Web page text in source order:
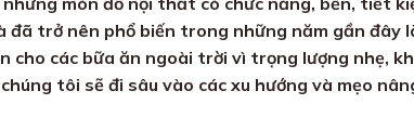
trở nên phổ biến trong những năm gần đây
cho các bữa ăn ngoài trời vì trọng lượng nhẹ,
tôi sẽ đi sâu vào các xu hướng và mẹo